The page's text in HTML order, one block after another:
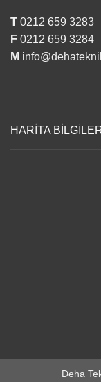
T 0212 659 3283
F 0212 659 3284
M
HARİTA
Deha